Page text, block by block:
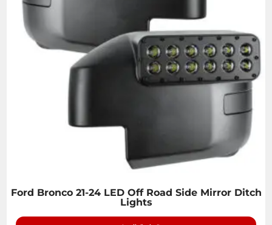
Ford Bronco 21-24 LED Off Road Side Mirror Ditch
Lights